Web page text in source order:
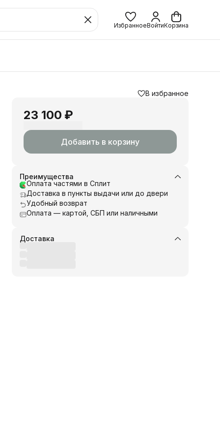
ИзбранноеВойтиКорзина
В избранное
23 100 ₽
Добавить в корзину
Преимущества
Оплата частями в Сплит
Доставка в пункты выдачи или до двери
Удобный возврат
Оплата — картой, СБП или наличными
Доставка